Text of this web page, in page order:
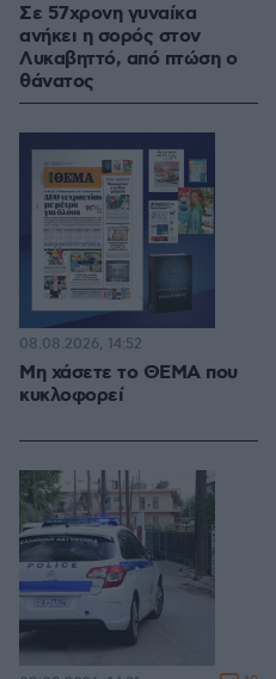
Σε 57χρονη γυναίκα
ανήκει η σορός στον
Λυκαβηττό, από πτώση ο
θάνατος
Μη χάσετε το ΘΕΜΑ που
κυκλοφορεί
08.08.2026, 14:52